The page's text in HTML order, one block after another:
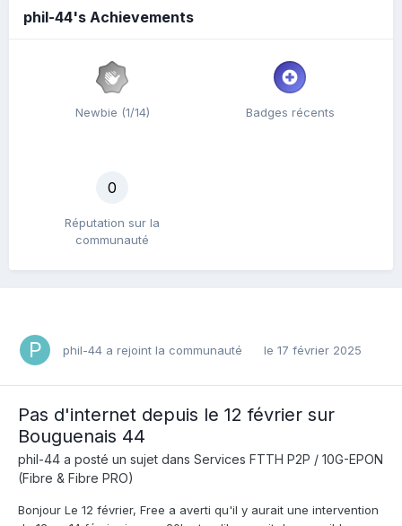
phil-44's Achievements
Newbie (1/14) Badges récents
0
Réputation sur la
communauté
phil-44 a rejoint la communauté le 17 février 2025
Pas d'internet depuis le 12 février sur
Bouguenais 44
phil-44 a posté un sujet dans Services FTTH P2P / 10G-EPON
(Fibre & Fibre PRO)
Bonjour Le 12 février, Free a averti qu'il y aurait une intervention